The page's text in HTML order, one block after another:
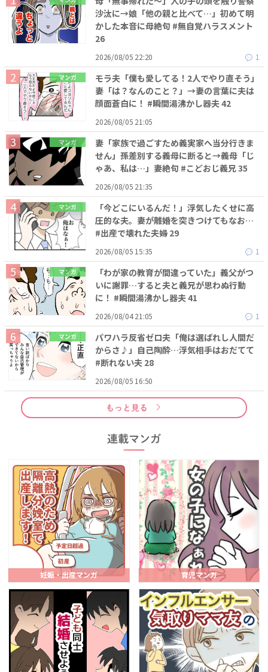
沙汰に→娘「他の親と比べて…」初めて明
かした本音に母絶句 #無自覚ハラスメント
26
2026/08/05 22:20 1
マンガ
モラ夫「僕も愛してる！2人でやり直そう」
妻「は？なんのこと？」→妻の言葉に夫は
顔面蒼白に！ #瞬間湯沸かし器夫 42
2026/08/05 21:05
マンガ
妻「家族で過ごすため義実家へ当分行きま
せん」孫差別する義母に断ると→義母「じ
ゃあ、私は…」妻絶句 #こどおじ義兄 35
2026/08/05 21:35
マンガ
「今どこにいるんだ！」浮気したくせに高
圧的な夫。妻が離婚を突きつけてもなお…
#出産で壊れた夫婦 29
2026/08/05 15:35 1
マンガ
「わが家の教育が間違っていた」義父がつ
いに謝罪…すると夫と義兄が思わぬ行動
に！ #瞬間湯沸かし器夫 41
2026/08/04 21:05 1
マンガ
パワハラ反省ゼロ夫「俺は選ばれし人間だ
からさ♪」自己陶酔…浮気相手はおだてて
#断れない夫 28
2026/08/05 16:50
もっと見る
連載マンガ
妊娠・出産マンガ 育児マンガ